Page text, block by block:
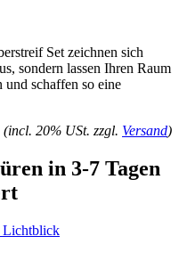
Set zeichnen sich
sondern lassen Ihren Raum
schaffen so eine
(incl. 20% USt. zzgl. Versand)
in 3-7 Tagen
Lichtblick